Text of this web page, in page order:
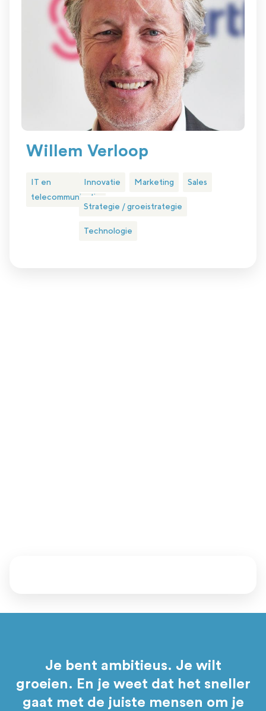
Willem Verloop
IT en
telecommunicatie
Innovatie Marketing Sales
Strategie / groeistrategie
Technologie
Je bent ambitieus. Je wilt
groeien. En je weet dat het sneller
gaat met de juiste mensen om je